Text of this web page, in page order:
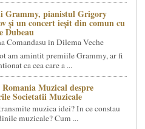
Grammy, pianistul Grigory
și un concert ieșit din comun cu
Dubeau
Comandasu in Dilema Veche
am amintit premiile Grammy, ar fi
ca cea care a ...
Muzical despre
Societatii Muzicale
muzica idei? In ce constau
muzicale? Cum ...